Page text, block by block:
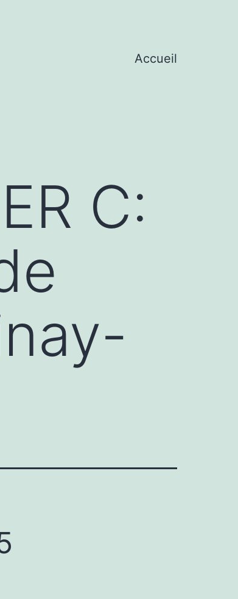
Accueil
C: